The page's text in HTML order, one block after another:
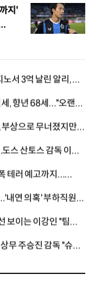
지'
서 3억 날린 알리, 英
, 향년 68세…"오랜
상으로 무너졌지만
스 산토스 감독 이해
테러 예고까지…
내연 의혹' 부하직원에
보이는 이강인 "팀
무 주승진 감독 "슈팅